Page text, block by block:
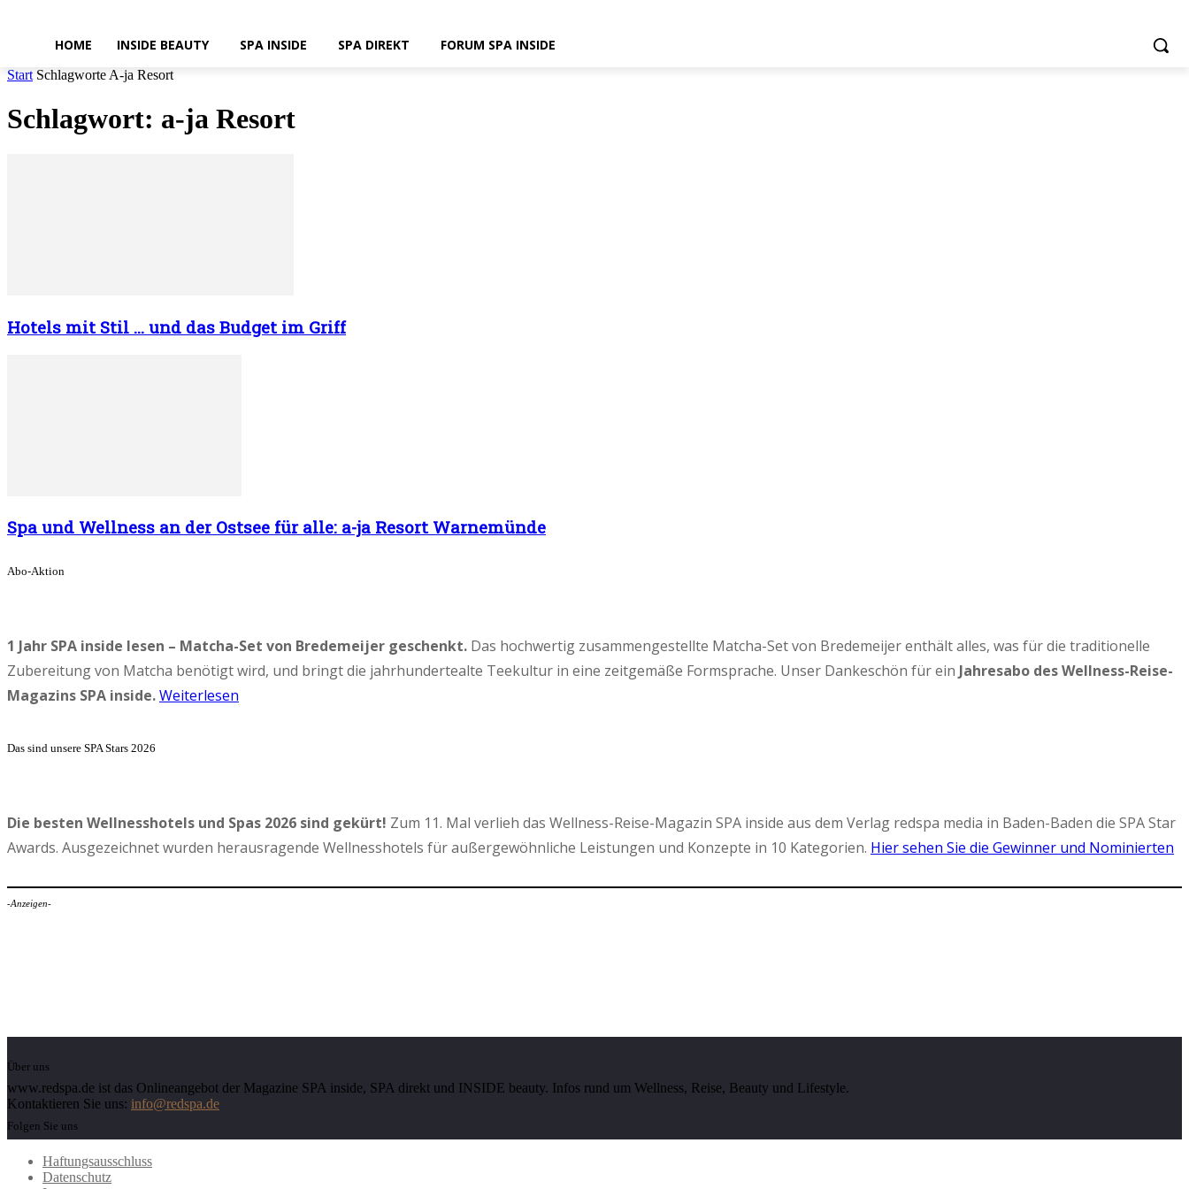
HOME INSIDE BEAUTY SPA INSIDE SPA DIREKT FORUM SPA INSIDE
Start Schlagworte A-ja Resort
Schlagwort: a-ja Resort
Hotels mit Stil … und das Budget im Griff
Spa und Wellness an der Ostsee für alle: a-ja Resort Warnemünde
Abo-Aktion
1 Jahr SPA inside lesen – Matcha-Set von Bredemeijer geschenkt. Das hochwertig zusammengestellte Matcha-Set von Bredemeijer enthält alles, was für die traditionelle
Zubereitung von Matcha benötigt wird, und bringt die jahrhundertealte Teekultur in eine zeitgemäße Formsprache. Unser Dankeschön für ein Jahresabo des Wellness-Reise-
Magazins SPA inside.Weiterlesen
Das sind unsere SPA Stars 2026
Die besten Wellnesshotels und Spas 2026 sind gekürt! Zum 11. Mal verlieh das Wellness-Reise-Magazin SPA inside aus dem Verlag redspa media in Baden-Baden die SPA Star
Awards. Ausgezeichnet wurden herausragende Wellnesshotels für außergewöhnliche Leistungen und Konzepte in 10 Kategorien. Hier sehen Sie die Gewinner und Nominierten
-Anzeigen-
Über uns
www.redspa.de ist das Onlineangebot der Magazine SPA inside, SPA direkt und INSIDE beauty. Infos rund um Wellness, Reise, Beauty und Lifestyle.
Kontaktieren Sie uns: info@redspa.de
Folgen Sie uns
Haftungsausschluss
Datenschutz